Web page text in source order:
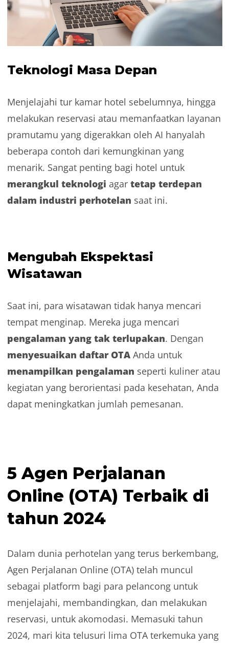
Teknologi Masa Depan
Menjelajahi tur kamar hotel sebelumnya, hingga
melakukan reservasi atau memanfaatkan layanan
pramutamu yang digerakkan oleh AI hanyalah
beberapa contoh dari kemungkinan yang
menarik. Sangat penting bagi hotel untuk
merangkul teknologi agar tetap terdepan
dalam industri perhotelan saat ini.
Mengubah Ekspektasi
Wisatawan
Saat ini, para wisatawan tidak hanya mencari
tempat menginap. Mereka juga mencari
pengalaman yang tak terlupakan. Dengan
menyesuaikan daftar OTAAnda untuk
menampilkan pengalaman seperti kuliner atau
kegiatan yang berorientasi pada kesehatan, Anda
dapat meningkatkan jumlah pemesanan.
5 Agen Perjalanan
Online (OTA) Terbaik di
tahun 2024
Dalam dunia perhotelan yang terus berkembang,
Agen Perjalanan Online (OTA) telah muncul
sebagai platform bagi para pelancong untuk
menjelajahi, membandingkan, dan melakukan
reservasi, untuk akomodasi. Memasuki tahun
2024, mari kita telusuri lima OTA terkemuka yang